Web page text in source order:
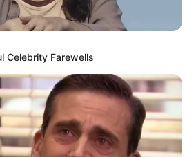
Celebrity Farewells